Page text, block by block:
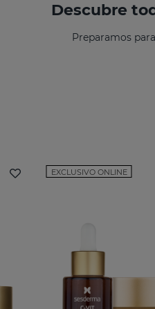
Descubre
Preparamos
EXCLUSIVO ONLINE